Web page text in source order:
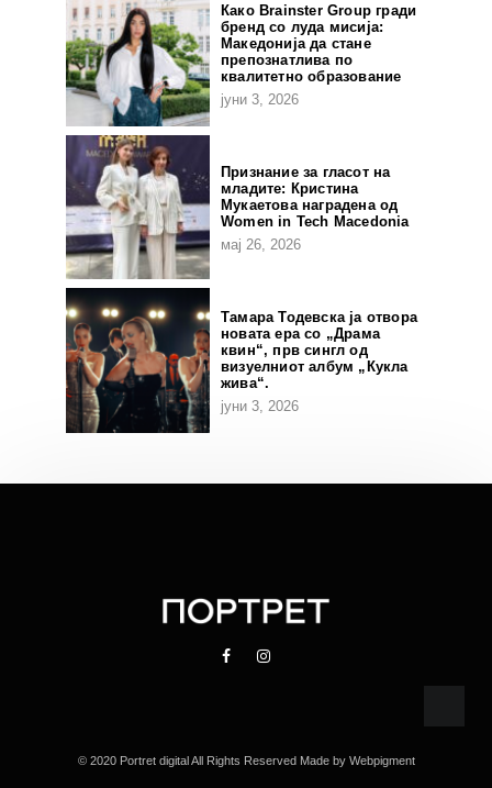
Како Brainster Group гради
бренд со луда мисија:
Македонија да стане
препознатлива по
квалитетно образование
јуни 3, 2026
Признание за гласот на
младите: Кристина
Мукаетова наградена од
Women in Tech Macedonia
мај 26, 2026
Тамара Тодевска ја отвора
новата ера со „Драма
квин“, прв сингл од
визуелниот албум „Кукла
жива“.
јуни 3, 2026
© 2020 Portret digital All Rights Reserved Made by Webpigment